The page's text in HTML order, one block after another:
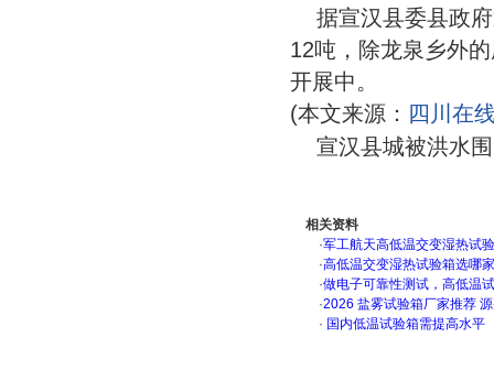
据宣汉县委县政
12吨，除龙泉乡外
开展中。
(本文来源： 四川在
宣汉县城被洪水
相关资料
·军工航天高低温交变湿热试
·高低温交变湿热试验箱选哪
·做电子可靠性测试，高低温
·2026 盐雾试验箱厂家推荐
· 国内低温试验箱需提高水平